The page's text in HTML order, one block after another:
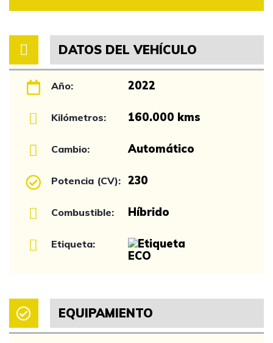
DATOS DEL VEHÍCULO
Año: 2022
Kilómetros: 160.000 kms
Cambio: Automático
Potencia (CV): 230
Combustible: Híbrido
Etiqueta:
EQUIPAMIENTO